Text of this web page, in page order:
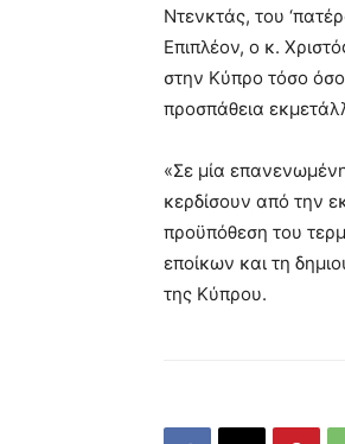
Ντενκτάς, του
Επιπλέον, ο κ.
στην Κύπρο τόσο
προσπάθεια
«Σε μία
κερδίσουν από την
προϋπόθεση του
εποίκων και τη
της Κύπρου.